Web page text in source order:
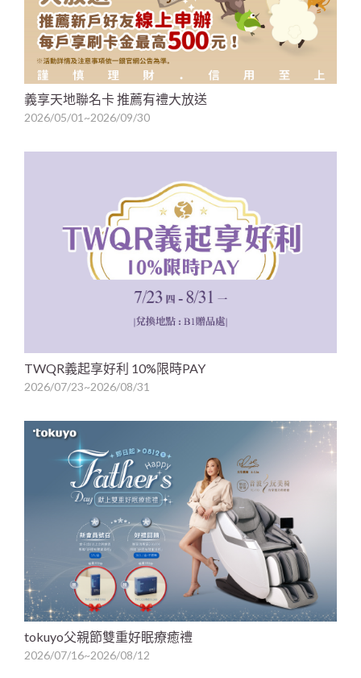
義享天地聯名卡 推薦有禮大放送
2026/05/01~2026/09/30
TWQR義起享好利 10%限時PAY
2026/07/23~2026/08/31
tokuyo父親節雙重好眠療癒禮
2026/07/16~2026/08/12